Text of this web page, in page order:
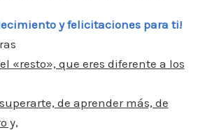
y felicitaciones para ti!
«resto», que eres diferente a los
de aprender más, de
y,